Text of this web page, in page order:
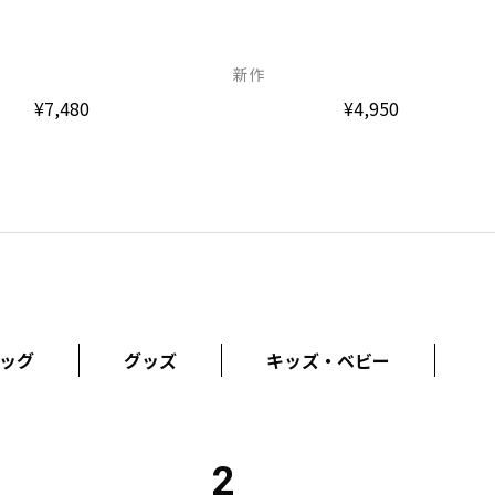
¥7,480
新作
¥4,950
グ グッズ キッズ・ベビー